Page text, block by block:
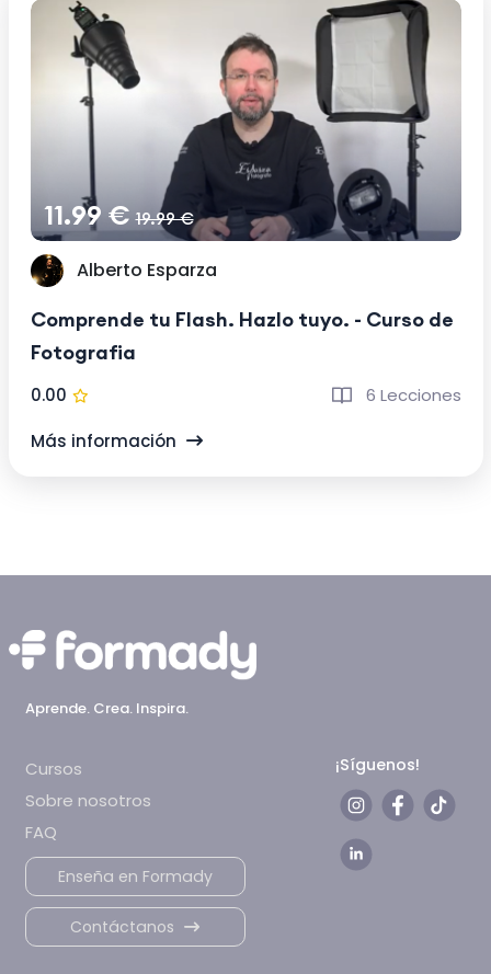
11.99 €19.99 €
Alberto Esparza
Comprende tu Flash. Hazlo tuyo. - Curso de
Fotografia
0.00
6 Lecciones
Más información
Aprende. Crea. Inspira.
Cursos
Sobre nosotros
FAQ
Enseña en Formady
Contáctanos
¡Síguenos!